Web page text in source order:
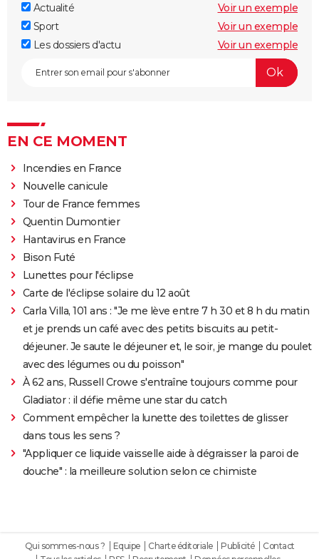
Actualité
Voir un exemple
Sport
Voir un exemple
Les dossiers d'actu
Voir un exemple
EN CE MOMENT
Incendies en France
Nouvelle canicule
Tour de France femmes
Quentin Dumontier
Hantavirus en France
Bison Futé
Lunettes pour l'éclipse
Carte de l'éclipse solaire du 12 août
Carla Villa, 101 ans : "Je me lève entre 7 h 30 et 8 h du matin
et je prends un café avec des petits biscuits au petit-
déjeuner. Je saute le déjeuner et, le soir, je mange du poulet
avec des légumes ou du poisson"
À 62 ans, Russell Crowe s'entraîne toujours comme pour
Gladiator : il défie même une star du catch
Comment empêcher la lunette des toilettes de glisser
dans tous les sens ?
"Appliquer ce liquide vaisselle aide à dégraisser la paroi de
douche" : la meilleure solution selon ce chimiste
Qui sommes-nous ? Equipe Charte éditoriale Publicité
Contact